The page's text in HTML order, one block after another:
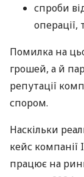
спроби
операції,
Помилка на
грошей, а й
репутації
спором.
Наскільки
кейс
працює на